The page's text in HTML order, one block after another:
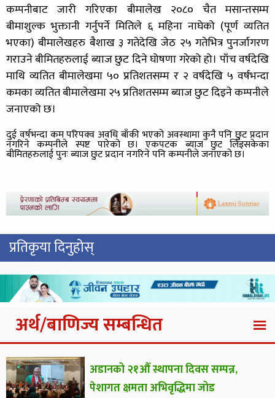
कम्पनीबाट जारी गरिएका बीमालेख २०८० चैत मसान्तसम्म
बीमाशुल्क भुक्तानी गर्नुपर्ने मितिले ६ महिना नाघेको (पूर्ण व्यतित
भएका) बीमालेखहरु बैशाख ३ गतेदेखि जेठ २५ गतेभित्र पुनर्जागरण
गराउने बीमितहरुलाई ब्याज छुट दिने घोषणा गरेको हो। पाँच वर्षदेखि
माथि व्यतित बीमालेखमा ५० प्रतिशतसम्म र २ वर्षदेखि ५ वर्षभन्दा
कमका व्यतित बीमालेखमा २५ प्रतिशतसम्म ब्याज छुट दिइने कम्पनीले
जनाएको छ।
दुई वर्षभन्दा कम परिपक्व अवधि बाँकी भएको अवस्थामा कुनै पनि छुुट प्रदान
नगरिने कम्पनीले स्पष्ट पारेको छ। एकपटक ब्याज छुट लिइसकेका
बीमितहरुलाई पुनः ब्याज छुट प्रदान नगरिने पनि कम्पनीले जनाएको छ।
प्रतिकृया दिनुहोस्
अर्थ/बाणिज्य सम्बन्धित
अडानको २१औँ स्थापना दिवस सम्पन्न,
पेशागत क्षमता अभिवृद्धिमा जोड